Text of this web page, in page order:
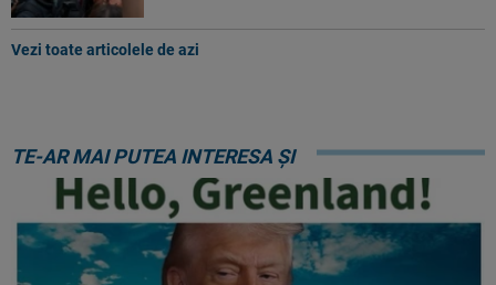
Vezi toate articolele de azi
TE-AR MAI PUTEA INTERESA ȘI